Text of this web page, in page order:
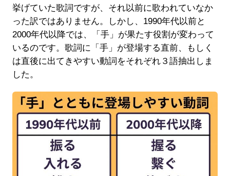
挙げていた歌詞ですが、それ以前に歌われていなか
った訳ではありません。しかし、1990年代以前と
2000年代以降では、「手」が果たす役割が変わって
いるのです。歌詞に「手」が登場する直前、もしく
は直後に出てきやすい動詞をそれぞれ３語抽出しま
した。